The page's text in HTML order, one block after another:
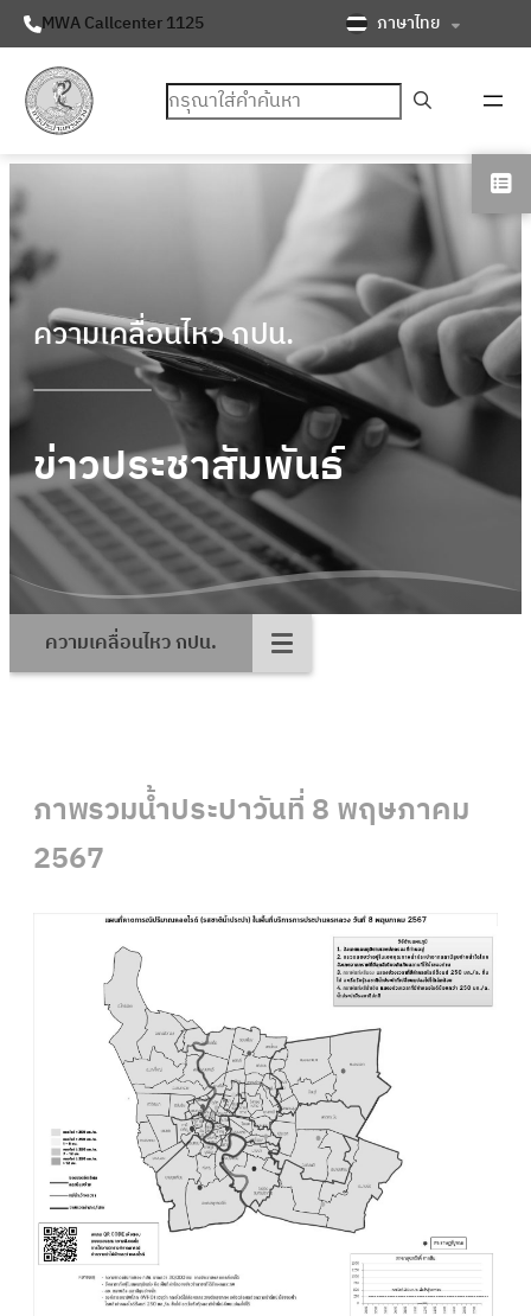
MWA Callcenter 1125 ภาษาไทย
ค้นหา
ความเคลื่อนไหว กปน.
ข่าวประชาสัมพันธ์
ความเคลื่อนไหว กปน.
ภาพรวมน้ำประปาวันที่ 8 พฤษภาคม
2567